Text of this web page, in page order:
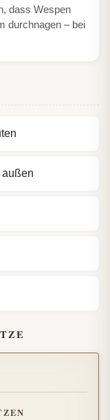
dass Wespen
durchnagen – bei
außen